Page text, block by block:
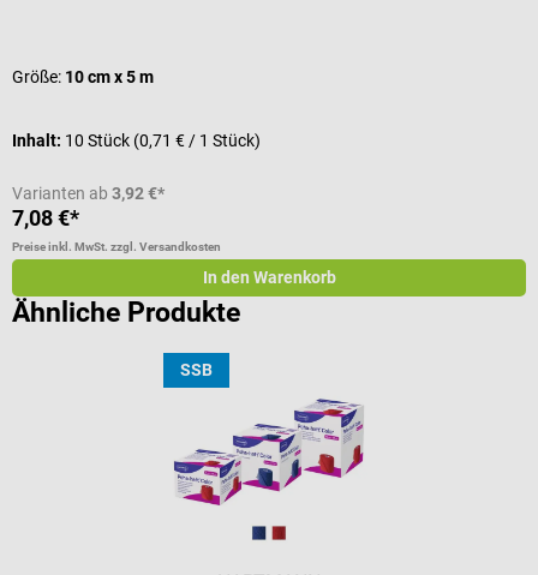
Größe: 10 cm x 5 m
Inhalt: 10 Stück (0,71 € / 1 Stück)
Varianten ab 3,92 €*
7,08 €*
Preise inkl. MwSt. zzgl. Versandkosten
In den Warenkorb
Ähnliche Produkte
SSB